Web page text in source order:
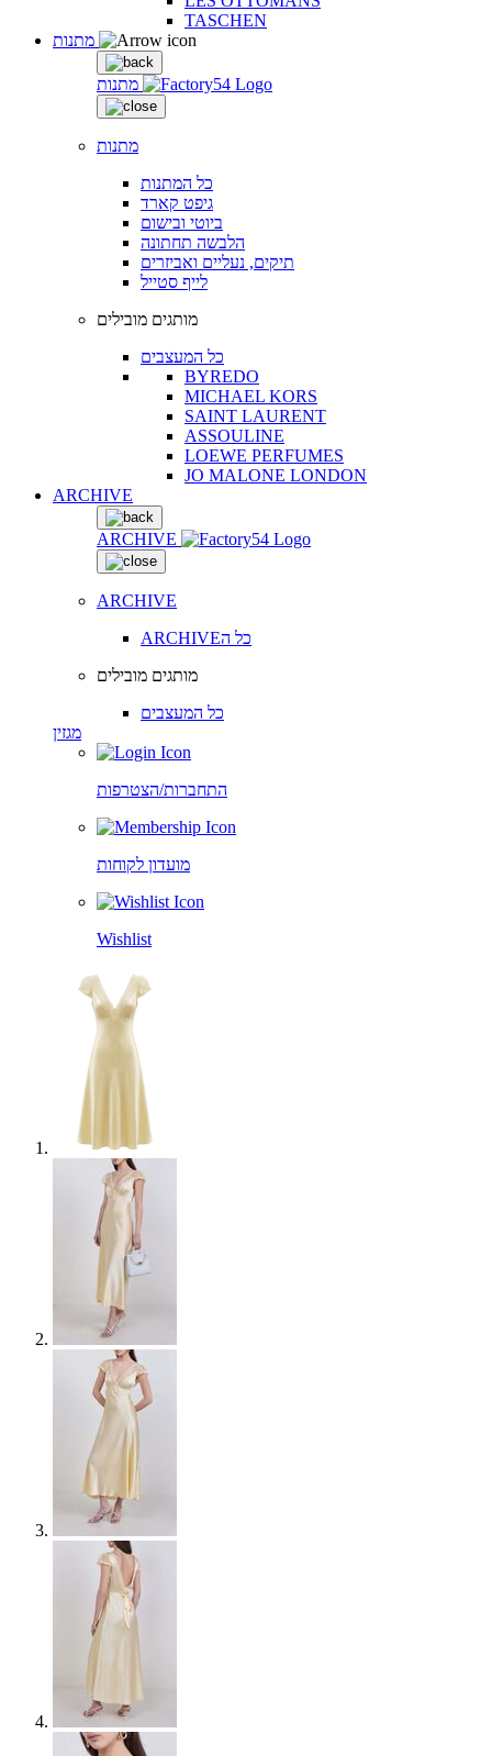
TASCHEN
מתנות
מתנות
כל המתנות
גיפט קארד
ביוטי ובישום
הלבשה תחתונה
תיקים, נעליים ואביזרים
לייף סטייל
מותגים מובילים
כל המעצבים
BYREDO
MICHAEL KORS
SAINT LAURENT
ASSOULINE
LOEWE PERFUMES
JO MALONE LONDON
ARCHIVE
ARCHIVE
ARCHIVE
ARCHIVEכל ה
מותגים מובילים
כל המעצבים
מגזין
התחברות/הצטרפות
מועדון לקוחות
Wishlist